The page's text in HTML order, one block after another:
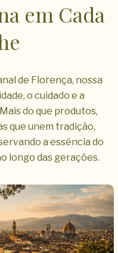
em Cada
de Florença, nossa
o cuidado e a
do que produtos,
que unem tradição,
a essência do
longo das gerações.